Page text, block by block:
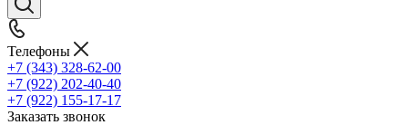
Телефоны
+7 (343) 328-62-00
+7 (922) 202-40-40
+7 (922) 155-17-17
Заказать звонок